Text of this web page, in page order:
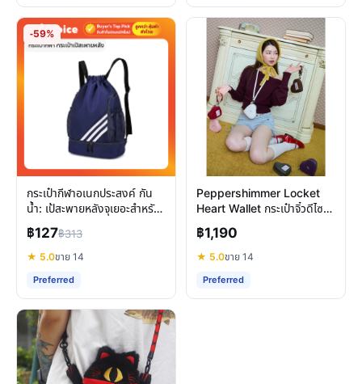
-59%
กระเป๋ากีฬาอเนกประสงค์ กัน
น้ำ: เป้สะพายหลังจุเยอะสำหรับ
ทุกกิจกรรม
฿127฿313
★ 5.0ขาย 14
Preferred
Peppershimmer Locket
Heart Wallet กระเป๋าจิ๋วดีไซน์
หัวใจ ฟังก์ชันครบครัน
฿1,190
★ 5.0ขาย 14
Preferred